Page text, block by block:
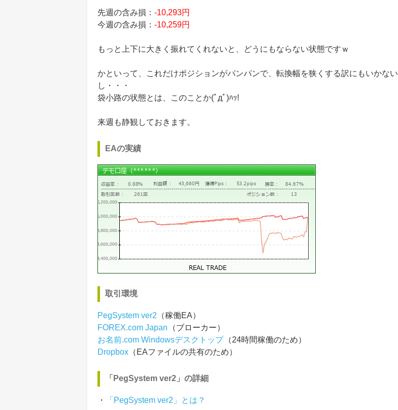
先週の含み損： -10,293円
今週の含み損： -10,259円
もっと上下に大きく振れてくれないと、どうにもならない状態ですｗ
かといって、これだけポジションがパンパンで、転換幅を狭くする訳にもいかない
し・・・
袋小路の状態とは、このことか(ﾟдﾟ)ﾊｯ!
来週も静観しておきます。
EAの実績
取引環境
PegSystem ver2 （稼働EA）
FOREX.com Japan
（ブローカー）
お名前.com Windowsデスクトップ （24時間稼働のため）
Dropbox （EAファイルの共有のため）
「PegSystem ver2」の詳細
・ 「PegSystem ver2」とは？